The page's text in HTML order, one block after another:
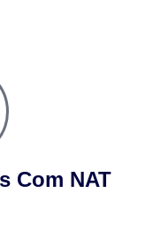
Com NAT